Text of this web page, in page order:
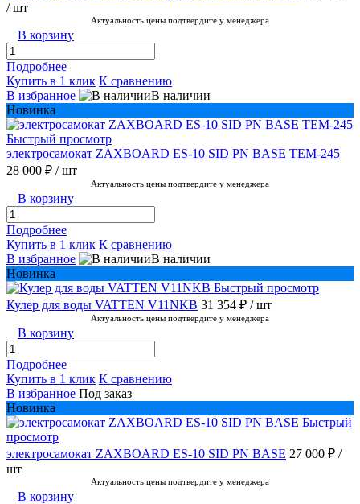
/ шт
Актуальность цены подтвердите у менеджера
В корзину
Подробнее
Купить в 1 клик К сравнению
В избранное
В наличии
Новинка
Быстрый просмотр
электросамокат ZAXBOARD ES-10 SID PN BASE TEM-245
28 000 ₽ / шт
Актуальность цены подтвердите у менеджера
В корзину
Подробнее
Купить в 1 клик К сравнению
В избранное
В наличии
Новинка
Быстрый просмотр
Кулер для воды VATTEN V11NKB 31 354 ₽ / шт
Актуальность цены подтвердите у менеджера
В корзину
Подробнее
Купить в 1 клик К сравнению
В избранное Под заказ
Новинка
Быстрый
просмотр
электросамокат ZAXBOARD ES-10 SID PN BASE 27 000 ₽ /
шт
Актуальность цены подтвердите у менеджера
В корзину